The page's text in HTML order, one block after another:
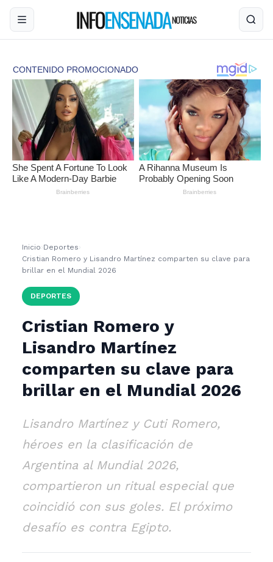
Inicio ›Deportes ›
Cristian Romero y Lisandro Martínez comparten su clave para
brillar en el Mundial 2026
DEPORTES
Cristian Romero y
Lisandro Martínez
comparten su clave para
brillar en el Mundial 2026
Lisandro Martínez y Cuti Romero,
héroes en la clasificación de
Argentina al Mundial 2026,
compartieron un ritual especial que
coincidió con sus goles. El próximo
desafío es contra Egipto.